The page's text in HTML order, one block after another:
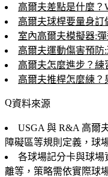
高爾夫差點是什麼？
高爾夫球桿要量身訂
室內高爾夫模擬器:
高爾夫運動傷害預防
高爾夫怎麼進步？
高爾夫推桿怎麼練
資料來源
USGA 與 R&A 高爾
障礙區等規則定義，球
各球場記分卡與球場
離等，策略需依實際球